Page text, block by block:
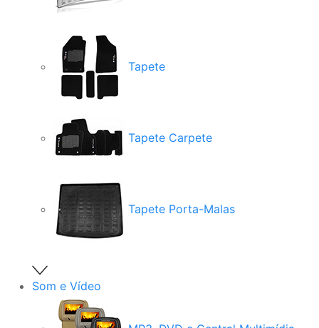
Tapete
Tapete Carpete
Tapete Porta-Malas
Som e Vídeo